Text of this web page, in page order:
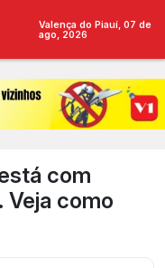
Valença do Piauí, 07 de
ago, 2026
com
Veja como